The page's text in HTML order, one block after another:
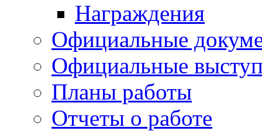
Награждения
Официальные
Официальные
Планы работы
Отчеты о работе